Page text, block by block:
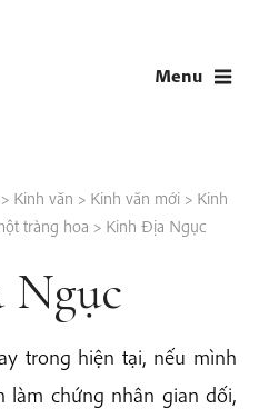
Menu
> Kinh văn > Kinh văn mới > Kinh
tràng hoa > Kinh Địa Ngục
trong hiện tại, nếu mình
làm chứng nhân gian dối,